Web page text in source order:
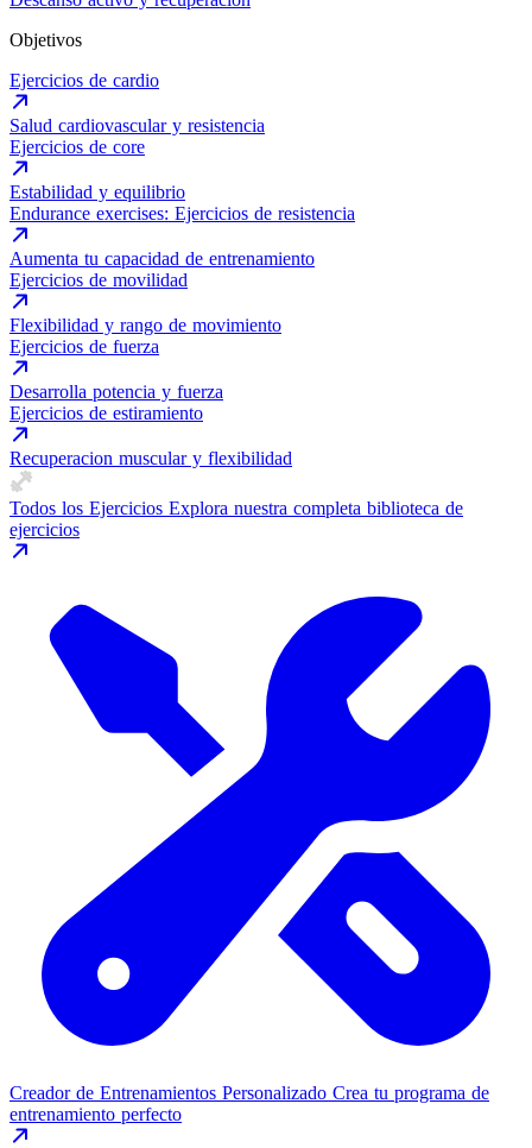
Objetivos
Ejercicios de cardio
Salud cardiovascular y resistencia
Ejercicios de core
Estabilidad y equilibrio
Endurance exercises: Ejercicios de resistencia
Aumenta tu capacidad de entrenamiento
Ejercicios de movilidad
Flexibilidad y rango de movimiento
Ejercicios de fuerza
Desarrolla potencia y fuerza
Ejercicios de estiramiento
Recuperacion muscular y flexibilidad
Todos los Ejercicios Explora nuestra completa biblioteca de
ejercicios
Creador de Entrenamientos Personalizado Crea tu programa de
entrenamiento perfecto